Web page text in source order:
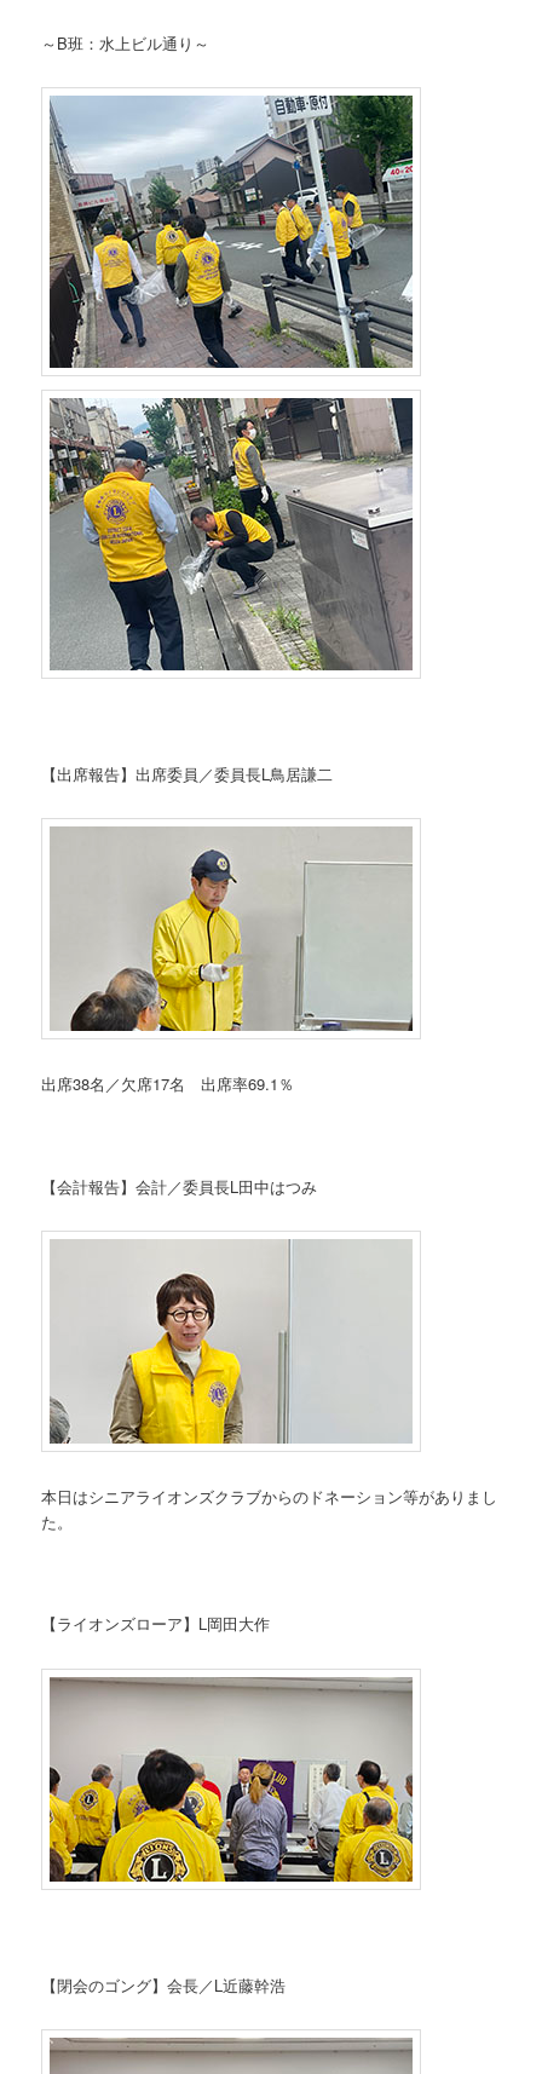
～B班：水上ビル通り～
【出席報告】出席委員／委員長L鳥居謙二
出席38名／欠席17名 出席率69.1％
【会計報告】会計／委員長L田中はつみ
本日はシニアライオンズクラブからのドネーション等がありまし
た。
【ライオンズローア】L岡田大作
【閉会のゴング】会長／L近藤幹浩